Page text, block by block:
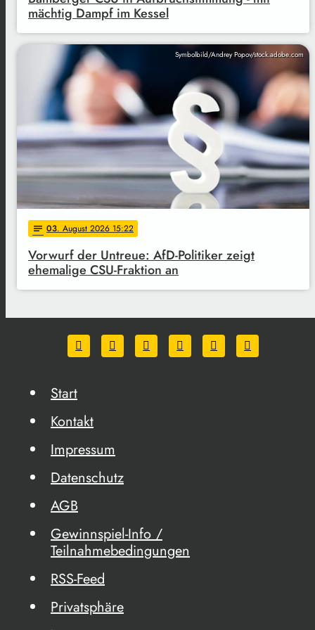
mächtig Dampf im Kessel
Symbolbild/Andrey Popov/stock.adobe.com
notes 03. August 2026 15:22
Vorwurf der Untreue: AfD-Politiker zeigt
ehemalige CSU-Fraktion an
Start
Kontakt
Impressum
Datenschutz
AGB
Gewinnspiel-Info /
Teilnahmebedingungen
RSS-Feed
Privatsphäre